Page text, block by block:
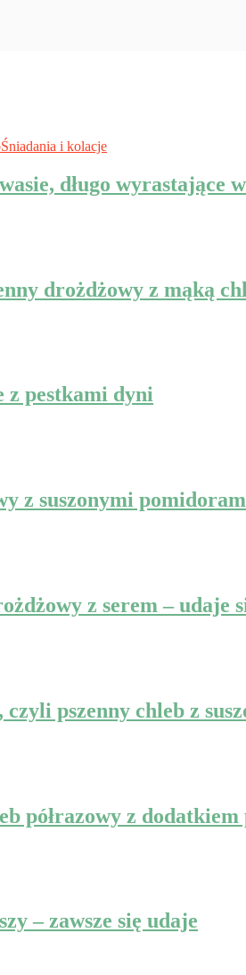
Śniadania i kolacje
długo wyrastające
drożdżowy z mąką
z pestkami dyni
z suszonymi
z serem – udaje
czyli pszenny chleb z
półrazowy z
– zawsze się udaje